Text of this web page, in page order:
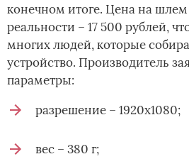
конечном итоге. Цена на
реальности – 17 500 рублей,
многих людей, которые
устройство. Производитель
параметры:
разрешение – 1920х1080;
вес – 380 г;